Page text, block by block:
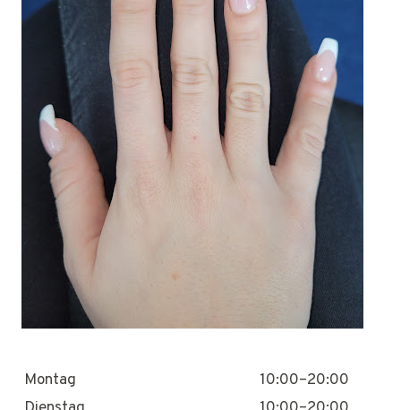
Montag
10:00–20:00